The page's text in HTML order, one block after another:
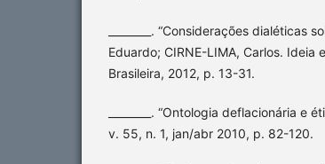
________. “Considerações
Eduardo; CIRNE-LIMA, Carlos. Ideia
Brasileira, 2012, p. 13-31.
________. “Ontologia deflacionária
v. 55, n. 1, jan/abr 2010, p. 82-120.